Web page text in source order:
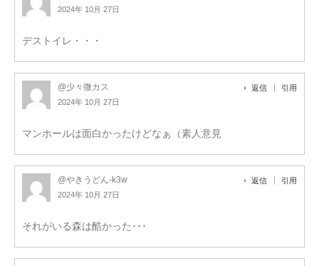
2024年 10月 27日
デストイレ・・・
@少々微カス
2024年 10月 27日
返信 引用
マンホールは面白かったけどなぁ（素人意見
@やきうどん-k3w
2024年 10月 27日
返信 引用
それがいる森は酷かった･･･